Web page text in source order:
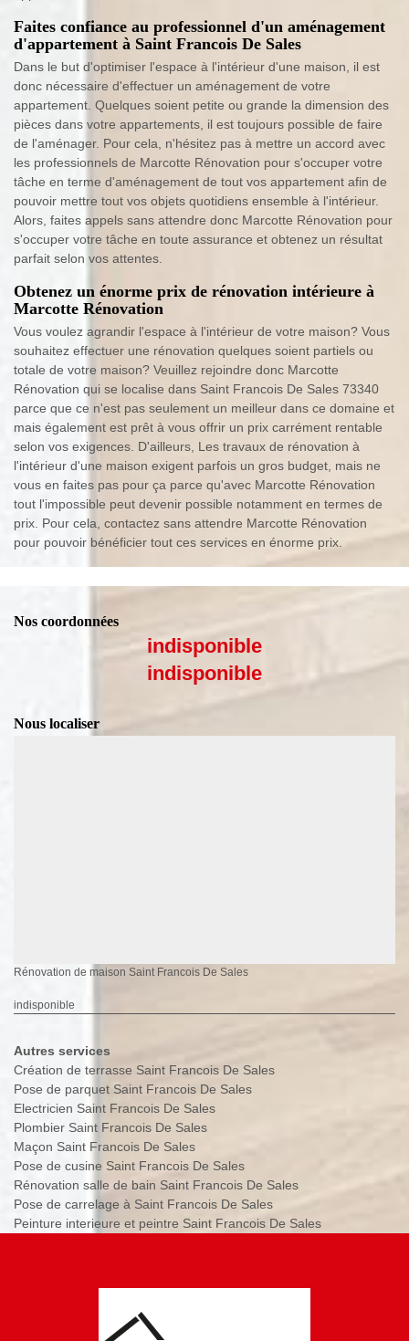
Faites confiance au professionnel d'un aménagement
d'appartement à Saint Francois De Sales
Dans le but d'optimiser l'espace à l'intérieur d'une maison, il est
donc nécessaire d'effectuer un aménagement de votre
appartement. Quelques soient petite ou grande la dimension des
pièces dans votre appartements, il est toujours possible de faire
de l'aménager. Pour cela, n'hésitez pas à mettre un accord avec
les professionnels de Marcotte Rénovation pour s'occuper votre
tâche en terme d'aménagement de tout vos appartement afin de
pouvoir mettre tout vos objets quotidiens ensemble à l'intérieur.
Alors, faites appels sans attendre donc Marcotte Rénovation pour
s'occuper votre tâche en toute assurance et obtenez un résultat
parfait selon vos attentes.
Obtenez un énorme prix de rénovation intérieure à
Marcotte Rénovation
Vous voulez agrandir l'espace à l'intérieur de votre maison? Vous
souhaitez effectuer une rénovation quelques soient partiels ou
totale de votre maison? Veuillez rejoindre donc Marcotte
Rénovation qui se localise dans Saint Francois De Sales 73340
parce que ce n'est pas seulement un meilleur dans ce domaine et
mais également est prêt à vous offrir un prix carrément rentable
selon vos exigences. D'ailleurs, Les travaux de rénovation à
l'intérieur d'une maison exigent parfois un gros budget, mais ne
vous en faites pas pour ça parce qu'avec Marcotte Rénovation
tout l'impossible peut devenir possible notamment en termes de
prix. Pour cela, contactez sans attendre Marcotte Rénovation
pour pouvoir bénéficier tout ces services en énorme prix.
Nos coordonnées
indisponible
indisponible
Nous localiser
Rénovation de maison Saint Francois De Sales
indisponible
Autres services
Création de terrasse Saint Francois De Sales
Pose de parquet Saint Francois De Sales
Electricien Saint Francois De Sales
Plombier Saint Francois De Sales
Maçon Saint Francois De Sales
Pose de cusine Saint Francois De Sales
Rénovation salle de bain Saint Francois De Sales
Pose de carrelage à Saint Francois De Sales
Peinture interieure et peintre Saint Francois De Sales